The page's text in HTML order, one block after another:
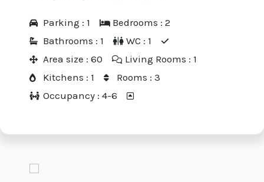
Parking : 1
Bedrooms : 2
Bathrooms : 1
WC : 1
Area size : 60
Living Rooms : 1
Kitchens : 1
Rooms : 3
Occupancy : 4-6